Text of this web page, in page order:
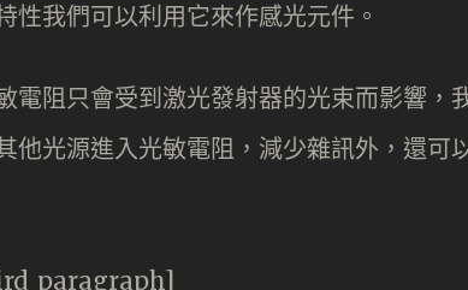
性我們可以利用它來作感光元件。
電阻只會受到激光發射器的光束而影響，
他光源進入光敏電阻，減少雜訊外，還可